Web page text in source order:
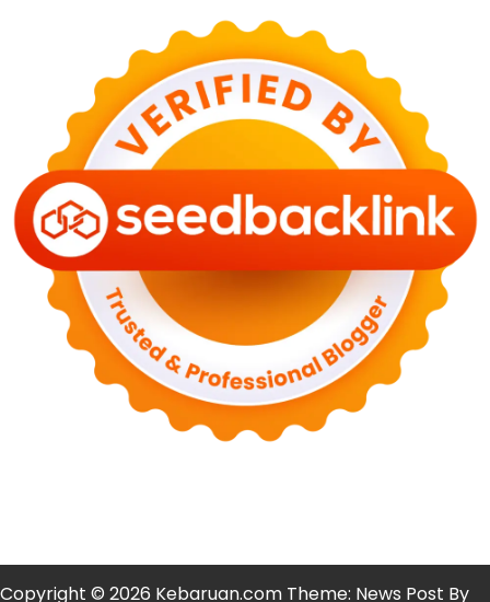
Bahaya Memakai Softlens untuk Mata yang Jarang
Diketahui
29 Juni 2026
NASIONAL
PLN Kalimantan Lakukan Manajemen Beban
Akibat Gangguan PLTGU
29 Juni 2026
KEUANGAN & INVESTASI
Harga Minyak Dunia Hari Ini Naik, WTI dan Brent
30 Juni 2026
GAYA HIDUP
Sinopsis Film Marauders, Misteri Perampokan
Bank dengan Konspirasi Tersembunyi
30 Juni 2026
OLAH RAGA
Hasil Brasil vs Jepang 2-1: Comeback Dramatis, Gol
Martinelli Menit 90+5
30 Juni 2026
Copyright © 2026 Kebaruan.com Theme: News Post By